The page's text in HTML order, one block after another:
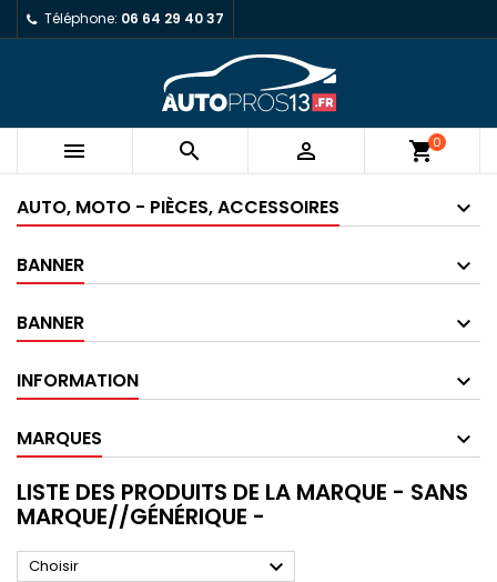
Téléphone: 06 64 29 40 37
   shopping_cart0
AUTO, MOTO - PIÈCES, ACCESSOIRES
BANNER
BANNER
INFORMATION
MARQUES
LISTE DES PRODUITS DE LA MARQUE - SANS
MARQUE//GÉNÉRIQUE -
Choisir 